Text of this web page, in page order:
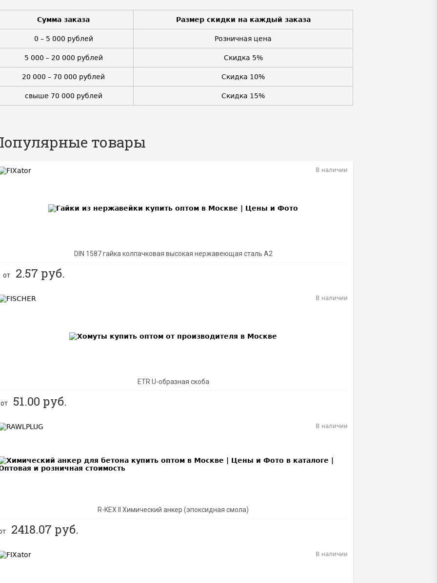
Сумма заказа Размер скидки на каждый заказа
0 – 5 000 рублей Розничная цена
5 000 – 20 000 рублей Скидка 5%
20 000 – 70 000 рублей Скидка 10%
свыше 70 000 рублей Скидка 15%
товары
DIN 1587 гайка колпачковая высокая нержавеющая сталь А2
В наличии
от 2.57 руб.
ETR U-образная скоба
В наличии
от 51.00 руб.
R-KEX II Химический анкер (эпоксидная смола)
В наличии
2418.07 руб.
В наличии